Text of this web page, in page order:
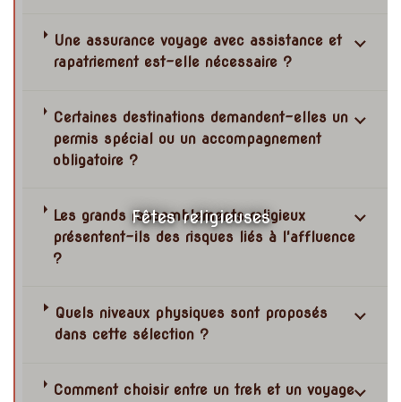
Fêtes religieuses
Une assurance voyage avec assistance et
rapatriement est-elle nécessaire ?
Certaines destinations demandent-elles un
permis spécial ou un accompagnement
obligatoire ?
Les grands rassemblements religieux
présentent-ils des risques liés à l'affluence
?
Quels niveaux physiques sont proposés
dans cette sélection ?
Comment choisir entre un trek et un voyage